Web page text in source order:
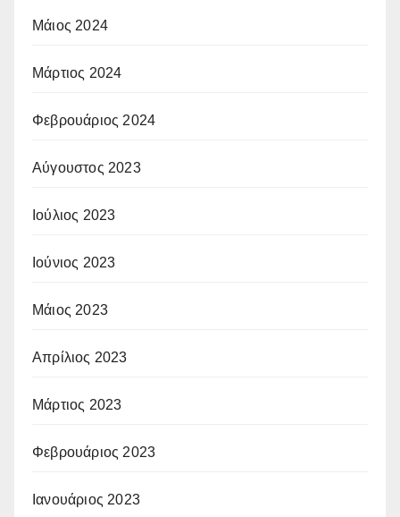
Μάιος 2024
Μάρτιος 2024
Φεβρουάριος 2024
Αύγουστος 2023
Ιούλιος 2023
Ιούνιος 2023
Μάιος 2023
Απρίλιος 2023
Μάρτιος 2023
Φεβρουάριος 2023
Ιανουάριος 2023